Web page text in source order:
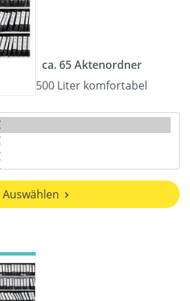
ca. 65 Aktenordner
500 Liter komfortabel
Auswählen